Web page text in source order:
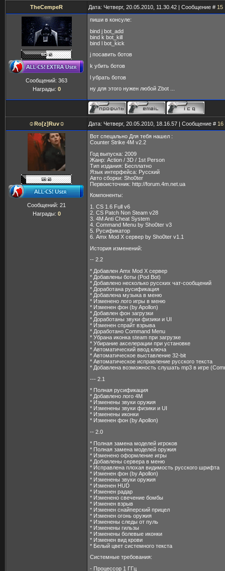
TheCempeR Дата: Четверг, 20.05.2010, 11.30.42 | Сообщение # 15
Сообщений: 363
Награды: 0
пиши в консуле:
bind j bot_add
bind k bot_kill
bind l bot_kick
j посавить ботов
k убить ботов
l убрать ботов
ну для этого нужен любой Zbot ...
☺Ro[z]Ruv☺ Дата: Четверг, 20.05.2010, 18.16.57 | Сообщение # 16
Сообщений: 21
Награды: 0
Вот спецально Для тебя нашел :
Counter Strike 4M v2.2
Год выпуска: 2009
Жанр: Action / 3D / 1st Person
Тип издания: Бесплатно
Язык интерфейса: Русский
Авто сборки: Sho0ter
Первоисточник: http://forum.4m.net.ua
Компоненты:
1. CS 1.6 Full v6
2. CS Patch Non Steam v28
3. 4M Anti Cheat System
4. Command Menu by Sho0ter v3
5. Русификатор
6. Amx Mod X сервер by Sho0ter v1.1
История изменений:
-- 2.2
* Добавлен Amx Mod X сервер
* Добавлены боты (Pod Bot)
* Добавлено несколько русских чат-сообщений
* Доработана русификация
* Добавлена музыка в меню
* Изменено лого игры в меню
* Изменен фон (by Apollon)
* Добавлен фон загрузки
* Доработаны звуки физики и UI
* Изменен спрайт взрыва
* Доработано Command Menu
* Убрана иконка steam при загрузке
* Убирание акселерации при установке
* Автоматический ввод ключа
* Автоматическое выставление 32-bit
* Автоматическое исправление русского текста
* Добавлена возможность слушать mp3 в игре
--- 2.1
* Полная русификация
* Добавлено лого 4М
* Изменены звуки оружия
* Изменены звуки физики и UI
* Изменены иконки
* Изменен фон (by Apollon)
-- 2.0
* Полная замена моделей игроков
* Полная замена моделей оружия
* Изменено оформление игры
* Добавлены сервера в меню
* Исправлена плохая видимость русского шрифта
* Изменен фон (by Apollon)
* Изменены звуки оружия
* Изменен HUD
* Изменен радар
* Изменено свечение бомбы
* Изменен взрыв
* Изменен снайперский прицел
* Изменен огонь оружия
* Изменены следы от пуль
* Изменены гильзы
* Изменены болевые иконки
* Изменен вид крови
* Белый цвет системного текста
Системные требования:
- Процессор 1 ГГц